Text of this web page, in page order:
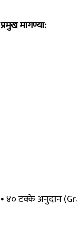
प्रमुख मागण्या:
• ४० टक्के अनुदान